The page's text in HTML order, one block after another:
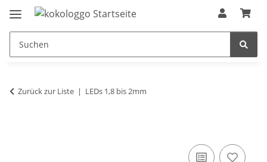
Zurück zur Liste LEDs 1,8 bis 2mm